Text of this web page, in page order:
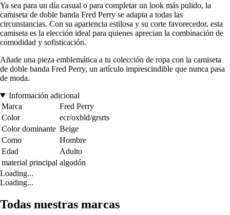
Ya sea para un día casual o para completar un look más pulido, la
camiseta de doble banda Fred Perry se adapta a todas las
circunstancias. Con su apariencia estilosa y su corte favorecedor, esta
camiseta es la elección ideal para quienes aprecian la combinación de
comodidad y sofisticación.
Añade una pieza emblemática a tu colección de ropa con la camiseta
de doble banda Fred Perry, un artículo imprescindible que nunca pasa
de moda.
Información adicional
Marca
Fred Perry
Color
ecr/oxbld/grsrts
Color dominante Beige
Como
Hombre
Edad
Adulto
material principal algodón
Loading...
Loading...
Todas nuestras marcas